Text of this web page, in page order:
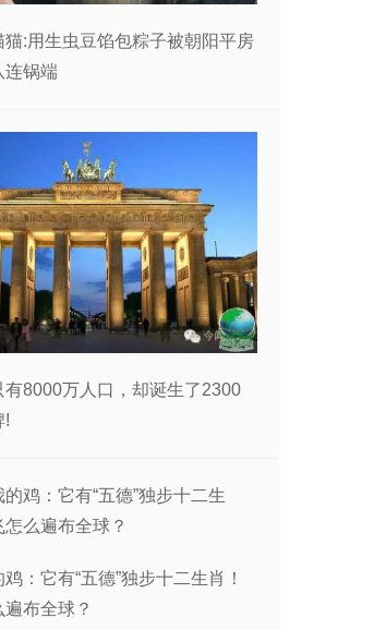
猫:用生虫豆馅包粽子被朝阳平房
连锅端
有8000万人口，却诞生了2300
!
：它有“五德”独步十二生肖！
布全球？